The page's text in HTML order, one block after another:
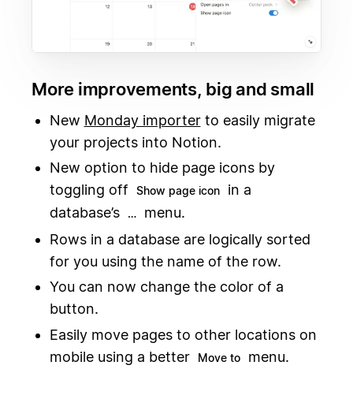
More improvements, big and small
New Monday importerto easily migrate
your projects into Notion.
New option to hide page icons by
toggling off
Show page icon
in a
database’s
…
menu.
Rows in a database are logically sorted
for you using the name of the row.
You can now change the color of a
button.
Easily move pages to other locations on
mobile using a better
Move to menu.